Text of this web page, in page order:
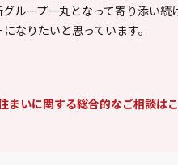
ループ一丸となって寄り添い
なりたいと思っています。
まいに関する総合的なご相談は